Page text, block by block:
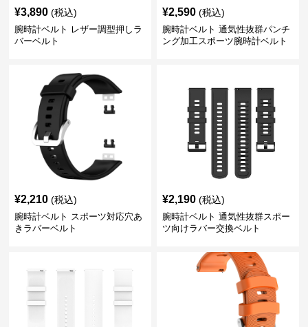
¥3,890 (税込)
腕時計ベルト レザー調型押しラ
バーベルト
¥2,590 (税込)
腕時計ベルト 通気性抜群パンチ
ング加工スポーツ腕時計ベルト
¥2,210 (税込)
腕時計ベルト スポーツ対応穴あ
きラバーベルト
¥2,190 (税込)
腕時計ベルト 通気性抜群スポー
ツ向けラバー交換ベルト